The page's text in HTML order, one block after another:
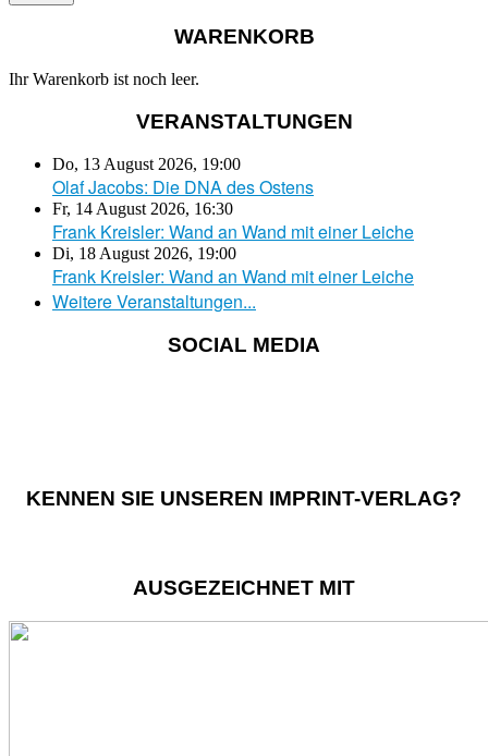
WARENKORB
Ihr Warenkorb ist noch leer.
VERANSTALTUNGEN
Do, 13 August 2026, 19:00
Olaf Jacobs: Die DNA des Ostens
Fr, 14 August 2026, 16:30
Frank Kreisler: Wand an Wand mit einer Leiche
Di, 18 August 2026, 19:00
Frank Kreisler: Wand an Wand mit einer Leiche
Weitere Veranstaltungen...
SOCIAL MEDIA
KENNEN SIE UNSEREN IMPRINT-VERLAG?
AUSGEZEICHNET MIT